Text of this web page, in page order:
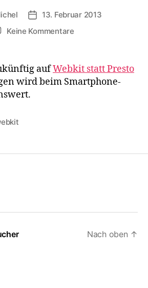
Veröffentlichungsdatum
13. Februar 2013
Keine Kommentarezu
machts
mit
Webkit
aufWebkit statt Presto
wird beim Smartphone-
Nach oben ↑